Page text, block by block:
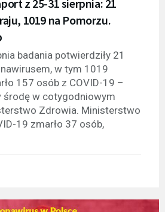
z 25-31 sierpnia: 21
1019 na Pomorzu.
badania potwierdziły 21
w tym 1019
157 osób z COVID-19 –
środę w cotygodniowym
Zdrowia. Ministerstwo
19 zmarło 37 osób,